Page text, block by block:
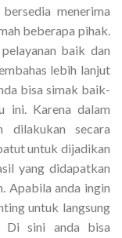
menerima
beberapa pihak.
baik dan
lebih lanjut
bisa simak baik-
ini. Karena dalam
dilakukan secara
untuk dijadikan
yang didapatkan
Apabila anda ingin
untuk langsung
Di sini anda bisa